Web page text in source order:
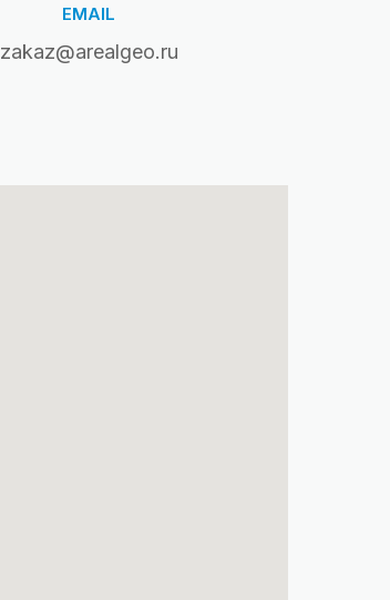
EMAIL
zakaz@arealgeo.ru